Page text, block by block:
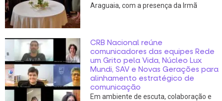
Araguaia, com a presença da Irmã
CRB Nacional reúne
comunicadores das equipes Rede
um Grito pela Vida, Núcleo Lux
Mundi, SAV e Novas Gerações para
alinhamento estratégico de
comunicação
Em ambiente de escuta, colaboração e